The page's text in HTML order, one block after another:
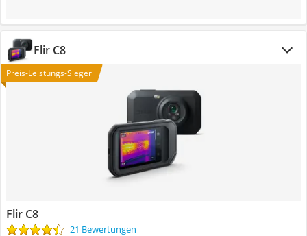
Flir C8
Preis-Leistungs-Sieger
Flir C8
21 Bewertungen